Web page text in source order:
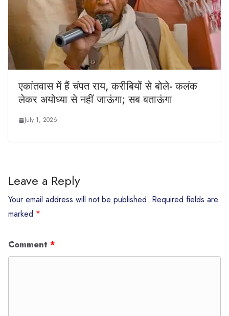
एकांतवास में हैं चंपत राय, करीबियों से बोले- कलंक
लेकर अयोध्या से नहीं जाऊंगा; सब बताऊंगा
July 1, 2026
Leave a Reply
Your email address will not be published. Required fields are
marked *
Comment *